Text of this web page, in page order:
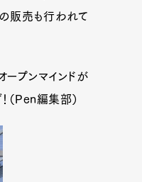
販売も行われて
ープンマインドが
（Pen編集部）